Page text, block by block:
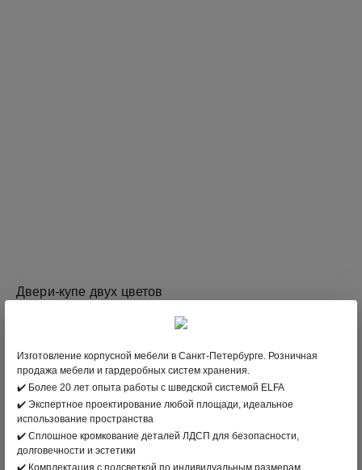
Двери-купе двух цветов
ЗАКАЗАТЬ
Изготовление корпусной мебели в Санкт-Петербурге. Розничная
продажа мебели и гардеробных систем хранения.
✔️ Более 20 лет опыта работы с шведской системой ELFA
✔️ Экспертное проектирование любой площади, идеальное
использование пространства
✔️ Сплошное кромкование деталей ЛДСП для безопасности,
долговечности и эстетики
✔️ Комплектация с подсветкой по индивидуальным размерам